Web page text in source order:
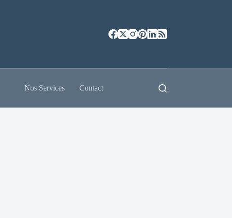
Nos Services Contact